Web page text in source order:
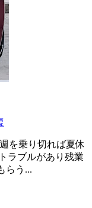
を乗り切れば夏休
ラブルがあり残業
らう...